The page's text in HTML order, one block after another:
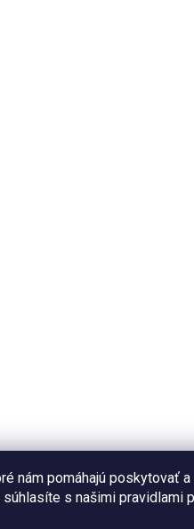
nám pomáhajú poskytovať
s našimi pravidlami